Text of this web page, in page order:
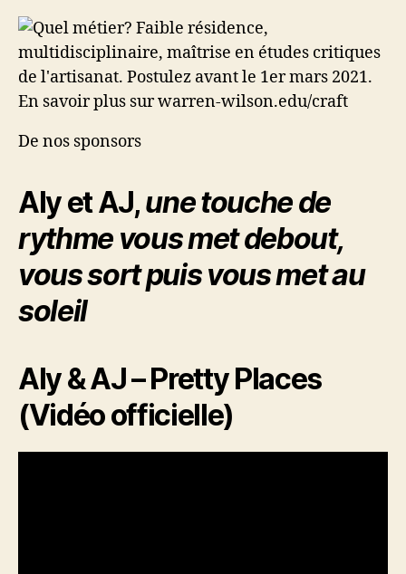
De nos sponsors
Aly et AJ,une touche de
rythme vous met debout,
vous sort puis vous met au
soleil
Aly & AJ – Pretty Places
(Vidéo officielle)